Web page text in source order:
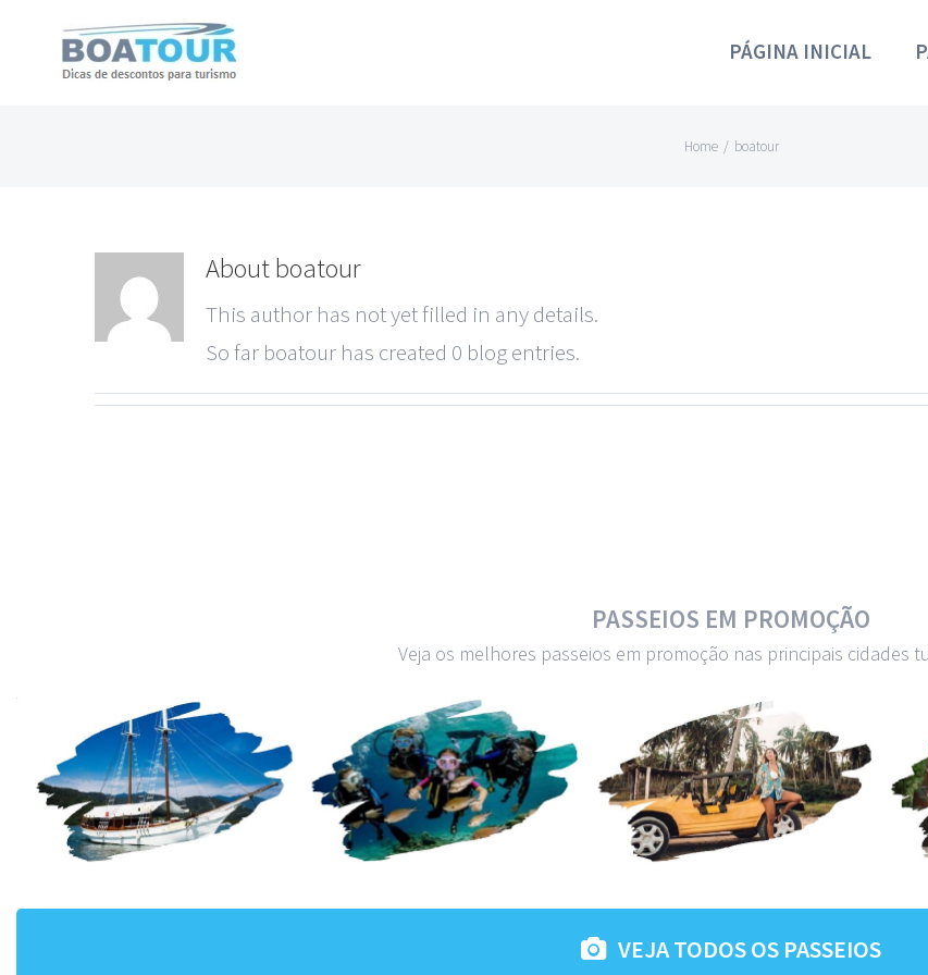
PÁGINA INICIAL
Home / boatour
Aboutboatour
This author has not yet filled in any details.
So far boatour has created 0 blog entries.
PASSEIOS EM PROMOÇÃO
Veja os melhores passeios em promoção nas principais cidades
VEJA TODOS OS PASSEIOS